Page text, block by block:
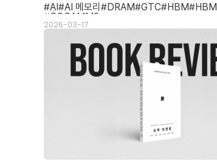
2026-03-17
AI AI 메모리 DRAM GTC HBM
SOCAMM2